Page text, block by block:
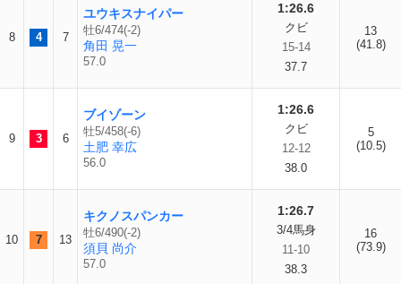
8 4 7
ユウキスナイパー
牡6/474(-2)
角田 晃一
57.0
1:26.6
クビ
15-14
37.7
13
(41.8)
9 3 6
ブイゾーン
牡5/458(-6)
土肥 幸広
56.0
1:26.6
クビ
12-12
38.0
5
(10.5)
10 7 13
キクノスパンカー
牡6/490(-2)
須貝 尚介
57.0
1:26.7
3/4馬身
11-10
38.3
16
(73.9)